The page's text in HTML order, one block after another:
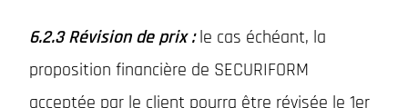
6.2.3 Révision de prix :le cas échéant, la
proposition financière de SECURIFORM
acceptée par le client pourra être révisée le 1er